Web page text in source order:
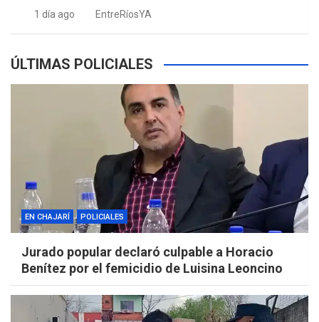
1 día ago EntreRíosYA
ÚLTIMAS POLICIALES
EN CHAJARÍ POLICIALES
Jurado popular declaró culpable a Horacio
Benítez por el femicidio de Luisina Leoncino